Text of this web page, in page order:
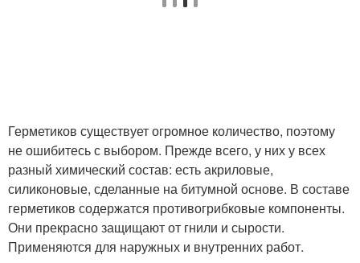
Герметиков существует огромное количество, поэтому
не ошибитесь с выбором. Прежде всего, у них у всех
разный химический состав: есть акриловые,
силиконовые, сделанные на битумной основе. В составе
герметиков содержатся противогрибковые компоненты.
Они прекрасно защищают от гнили и сырости.
Применяются для наружных и внутренних работ.